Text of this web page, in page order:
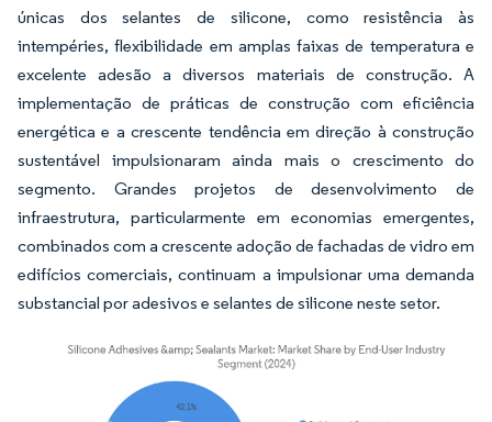
únicas dos selantes de silicone, como resistência às
intempéries, flexibilidade em amplas faixas de temperatura e
excelente adesão a diversos materiais de construção. A
implementação de práticas de construção com eficiência
energética e a crescente tendência em direção à construção
sustentável impulsionaram ainda mais o crescimento do
segmento. Grandes projetos de desenvolvimento de
infraestrutura, particularmente em economias emergentes,
combinados com a crescente adoção de fachadas de vidro em
edifícios comerciais, continuam a impulsionar uma demanda
substancial por adesivos e selantes de silicone neste setor.